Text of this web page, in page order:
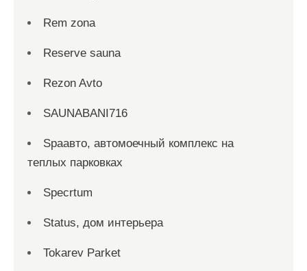
Rem zona
Reserve sauna
Rezon Avto
SAUNABANI716
Spaавто, автомоечный комплекс на
теплых парковках
Specrtum
Status, дом интерьера
Tokarev Parket